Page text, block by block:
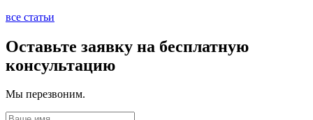
все статьи
Оставьте заявку на бесплатную
консультацию
Мы перезвоним.